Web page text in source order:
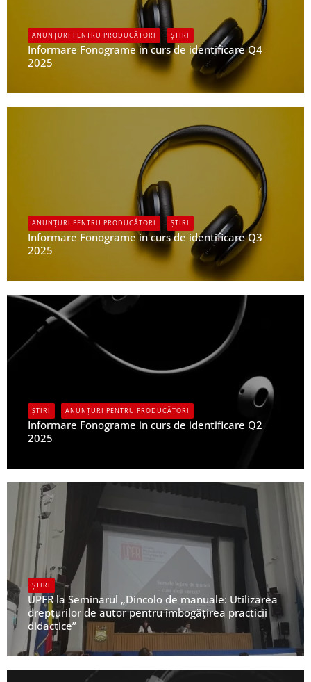
ANUNȚURI PENTRU PRODUCĂTORI ȘTIRI
Informare Fonograme in curs de identificare Q4
2025
ANUNȚURI PENTRU PRODUCĂTORI ȘTIRI
Informare Fonograme in curs de identificare Q3
2025
ȘTIRI ANUNȚURI PENTRU PRODUCĂTORI
Informare Fonograme in curs de identificare Q2
2025
ȘTIRI
UPFR la Seminarul „Dincolo de manuale: Utilizarea
drepturilor de autor pentru îmbogățirea practicii
didactice”
UPFR